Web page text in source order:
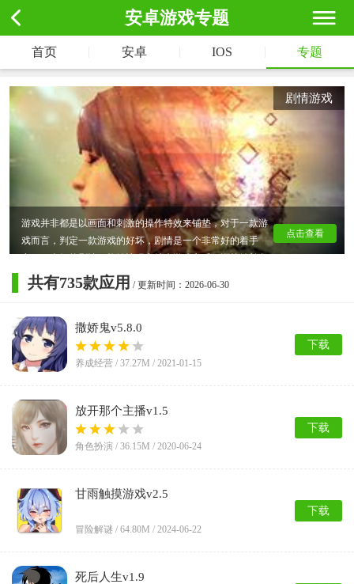
安卓游戏专题
首页 安卓 IOS 专题
剧情游戏
游戏并非都是以画面和刺激的操作特效来铺垫，对于一款游
戏而言，判定一款游戏的好坏，剧情是一个非常好的着手
的回味，也能够让玩家在闲谈的时候，以剧情为源头，轻松
切入到游戏当中的各种元素上。体验一个好的剧情游戏，享
点击查看
共有735款应用 / 更新时间：2026-06-30
撒娇鬼v5.8.0
养成经营 / 37.27M / 2021-01-15
下载
放开那个主播v1.5
角色扮演 / 36.15M / 2020-06-24
下载
甘雨触摸游戏v2.5
冒险解谜 / 64.80M / 2024-06-22
下载
死后人生v1.9